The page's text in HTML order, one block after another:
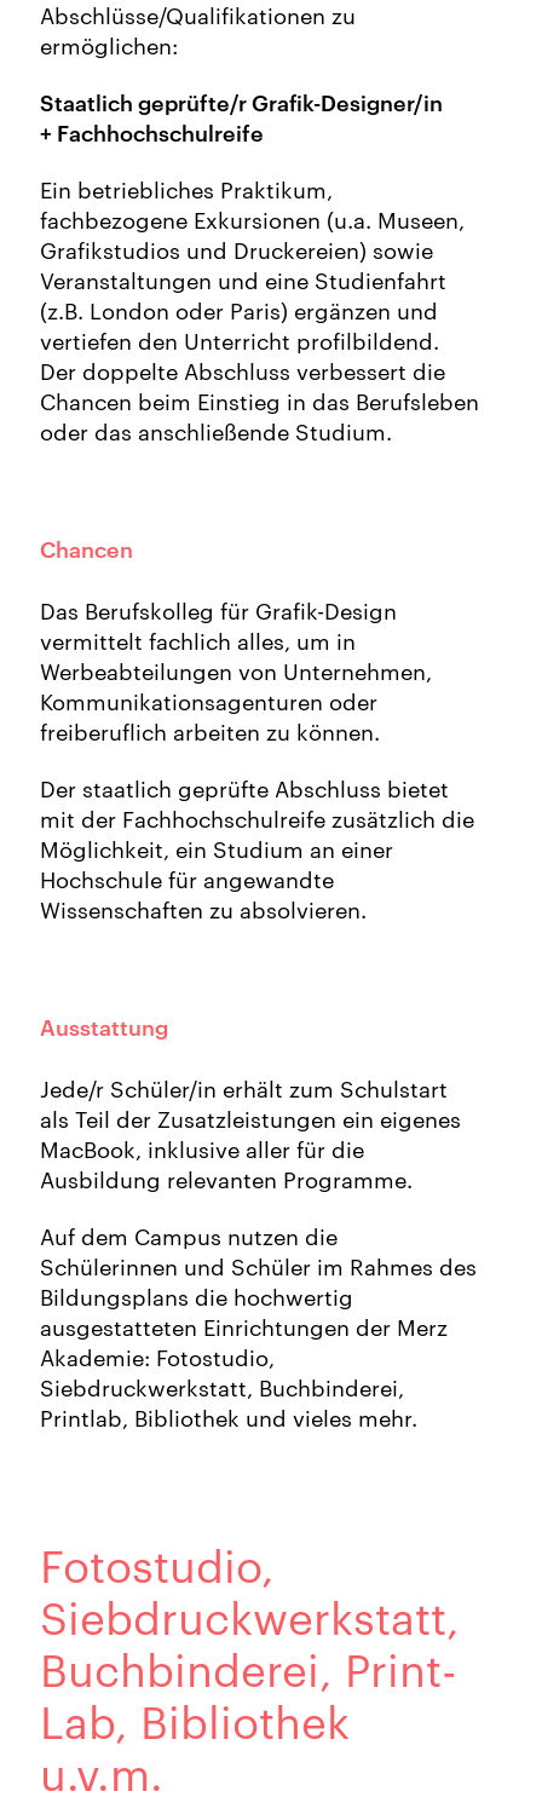
Abschlüsse/Qualifikationen zu
ermöglichen:
Staatlich geprüfte/r Grafik-Designer/in
+ Fachhochschulreife
Ein betriebliches Praktikum,
fachbezogene Exkursionen (u.a. Museen,
Grafikstudios und Druckereien) sowie
Veranstaltungen und eine Studienfahrt
(z.B. London oder Paris) ergänzen und
vertiefen den Unterricht profilbildend.
Der doppelte Abschluss verbessert die
Chancen beim Einstieg in das Berufsleben
oder das anschließende Studium.
Chancen
Das Berufskolleg für Grafik-Design
vermittelt fachlich alles, um in
Werbeabteilungen von Unternehmen,
Kommunikationsagenturen oder
freiberuflich arbeiten zu können.
Der staatlich geprüfte Abschluss bietet
mit der Fachhochschulreife zusätzlich die
Möglichkeit, ein Studium an einer
Hochschule für angewandte
Wissenschaften zu absolvieren.
Ausstattung
Jede/r Schüler/in erhält zum Schulstart
als Teil der Zusatzleistungen ein eigenes
MacBook, inklusive aller für die
Ausbildung relevanten Programme.
Auf dem Campus nutzen die
Schülerinnen und Schüler im Rahmes des
Bildungsplans die hochwertig
ausgestatteten Einrichtungen der Merz
Akademie: Fotostudio,
Siebdruckwerkstatt, Buchbinderei,
Printlab, Bibliothek und vieles mehr.
Fotostudio,
Siebdruck­werkstatt,
Buchbinderei, Print-
Lab, Bibliothek
u.v.m.